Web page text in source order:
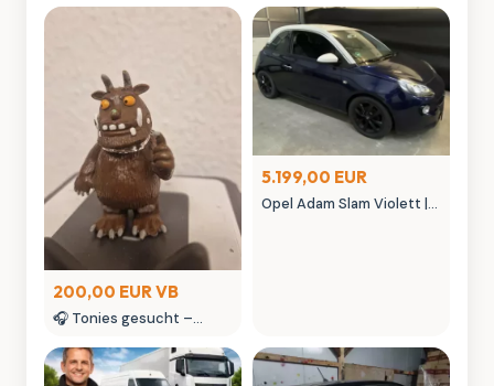
200,00 EUR VB
🎧 Tonies gesucht –
seltene Tonies
Sammlerstücke
5.199,00 EUR
Opel Adam Slam Violett |